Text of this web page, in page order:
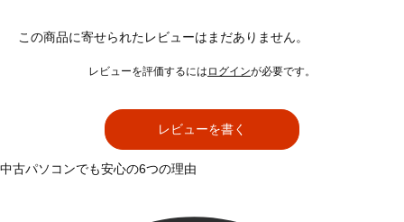
この商品に寄せられたレビューはまだありません。
レビューを評価するには ログインが必要です。
レビューを書く
中古パソコンでも安心の6つの理由